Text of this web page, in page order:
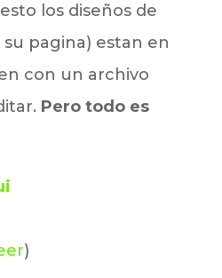
los diseños de
su pagina) estan en
con un archivo
Pero todo es
)